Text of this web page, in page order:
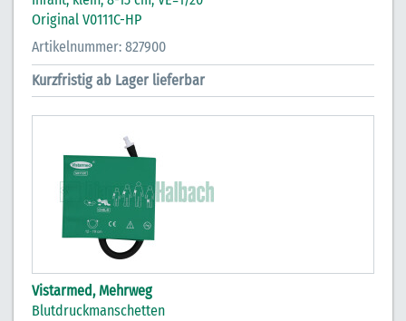
Original V0111C-HP
Artikelnummer: 827900
Kurzfristig ab Lager lieferbar
Vistarmed, Mehrweg
Blutdruckmanschetten